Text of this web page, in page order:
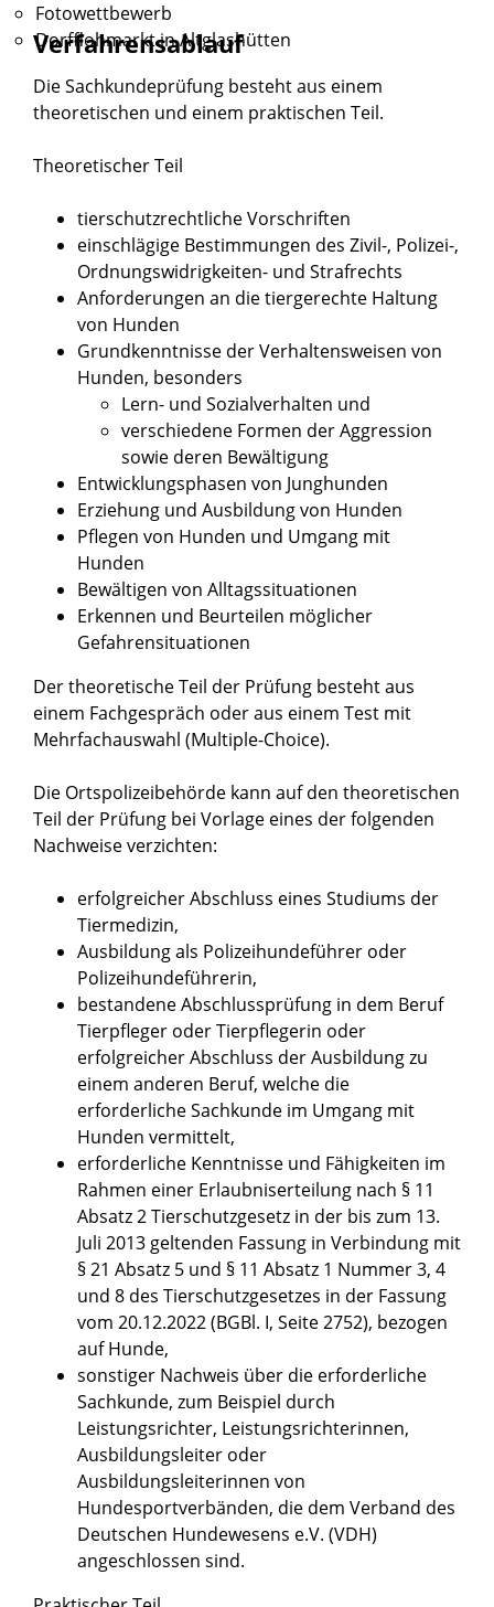
Fotowettbewerb
Dorfflohmarkt in Altglashütten
Verfahrensablauf
Die Sachkundeprüfung besteht aus einem
theoretischen und einem praktischen Teil.
Theoretischer Teil
tierschutzrechtliche Vorschriften
einschlägige Bestimmungen des Zivil-, Polizei-,
Ordnungswidrigkeiten- und Strafrechts
Anforderungen an die tiergerechte Haltung
von Hunden
Grundkenntnisse der Verhaltensweisen von
Hunden, besonders
Lern- und Sozialverhalten und
verschiedene Formen der Aggression
sowie deren Bewältigung
Entwicklungsphasen von Junghunden
Erziehung und Ausbildung von Hunden
Pflegen von Hunden und Umgang mit
Hunden
Bewältigen von Alltagssituationen
Erkennen und Beurteilen möglicher
Gefahrensituationen
Der theoretische Teil der Prüfung besteht aus
einem Fachgespräch oder aus einem Test mit
Mehrfachauswahl (Multiple-Choice).
Die Ortspolizeibehörde kann auf den theoretischen
Teil der Prüfung bei Vorlage eines der folgenden
Nachweise verzichten:
erfolgreicher Abschluss eines Studiums der
Tiermedizin,
Ausbildung als Polizeihundeführer oder
Polizeihundeführerin,
bestandene Abschlussprüfung in dem Beruf
Tierpfleger oder Tierpflegerin oder
erfolgreicher Abschluss der Ausbildung zu
einem anderen Beruf, welche die
erforderliche Sachkunde im Umgang mit
Hunden vermittelt,
erforderliche Kenntnisse und Fähigkeiten im
Rahmen einer Erlaubniserteilung nach § 11
Absatz 2 Tierschutzgesetz in der bis zum 13.
Juli 2013 geltenden Fassung in Verbindung mit
§ 21 Absatz 5 und § 11 Absatz 1 Nummer 3, 4
und 8 des Tierschutzgesetzes in der Fassung
vom 20.12.2022 (BGBl. I, Seite 2752), bezogen
auf Hunde,
sonstiger Nachweis über die erforderliche
Sachkunde, zum Beispiel durch
Leistungsrichter, Leistungsrichterinnen,
Ausbildungsleiter oder
Ausbildungsleiterinnen von
Hundesportverbänden, die dem Verband des
Deutschen Hundewesens e.V. (VDH)
angeschlossen sind.